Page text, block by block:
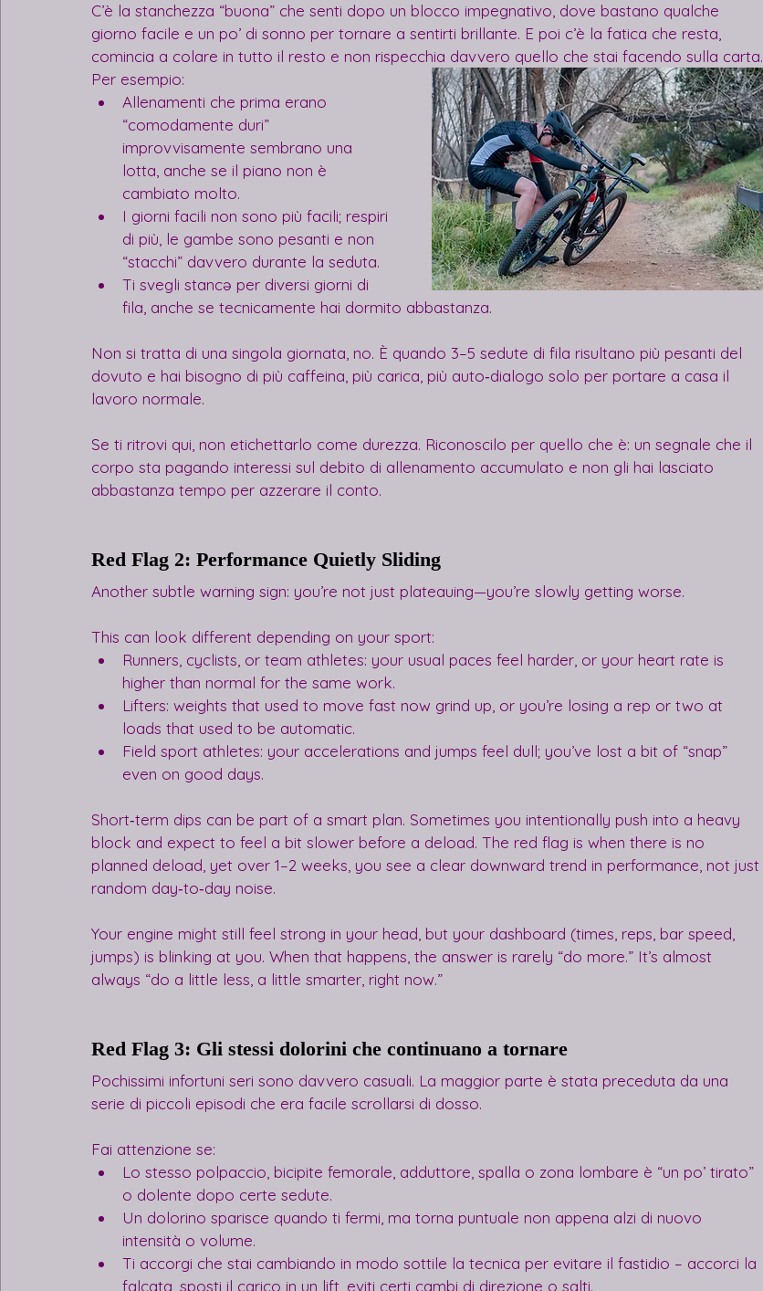
C’è la stanchezza “buona” che senti dopo un blocco impegnativo, dove bastano qualche
giorno facile e un po’ di sonno per tornare a sentirti brillante. E poi c’è la fatica che resta,
comincia a colare in tutto il resto e non rispecchia davvero quello che stai facendo sulla carta.
Per esempio:
Allenamenti che prima erano
“comodamente duri”
improvvisamente sembrano una
lotta, anche se il piano non è
cambiato molto.
I giorni facili non sono più facili; respiri
di più, le gambe sono pesanti e non
“stacchi” davvero durante la seduta.
Ti svegli stancə per diversi giorni di
fila, anche se tecnicamente hai dormito abbastanza.
Non si tratta di una singola giornata, no. È quando 3–5 sedute di fila risultano più pesanti del
dovuto e hai bisogno di più caffeina, più carica, più auto‑dialogo solo per portare a casa il
lavoro normale.
Se ti ritrovi qui, non etichettarlo come durezza. Riconoscilo per quello che è: un segnale che il
corpo sta pagando interessi sul debito di allenamento accumulato e non gli hai lasciato
abbastanza tempo per azzerare il conto.
Red Flag 2: Performance Quietly Sliding
Another subtle warning sign: you’re not just plateauing—you’re slowly getting worse.
This can look different depending on your sport:
Runners, cyclists, or team athletes: your usual paces feel harder, or your heart rate is
higher than normal for the same work.
Lifters: weights that used to move fast now grind up, or you’re losing a rep or two at
loads that used to be automatic.
Field sport athletes: your accelerations and jumps feel dull; you’ve lost a bit of “snap”
even on good days.
Short‑term dips can be part of a smart plan. Sometimes you intentionally push into a heavy
block and expect to feel a bit slower before a deload. The red flag is when there is no
planned deload, yet over 1–2 weeks, you see a clear downward trend in performance, not just
random day‑to‑day noise.
Your engine might still feel strong in your head, but your dashboard (times, reps, bar speed,
jumps) is blinking at you. When that happens, the answer is rarely “do more.” It’s almost
always “do a little less, a little smarter, right now.”
Red Flag 3: Gli stessi dolorini che continuano a tornare
Pochissimi infortuni seri sono davvero casuali. La maggior parte è stata preceduta da una
serie di piccoli episodi che era facile scrollarsi di dosso.
Fai attenzione se:
Lo stesso polpaccio, bicipite femorale, adduttore, spalla o zona lombare è “un po’ tirato”
o dolente dopo certe sedute.
Un dolorino sparisce quando ti fermi, ma torna puntuale non appena alzi di nuovo
intensità o volume.
Ti accorgi che stai cambiando in modo sottile la tecnica per evitare il fastidio – accorci la
falcata, sposti il carico in un lift, eviti certi cambi di direzione o salti.